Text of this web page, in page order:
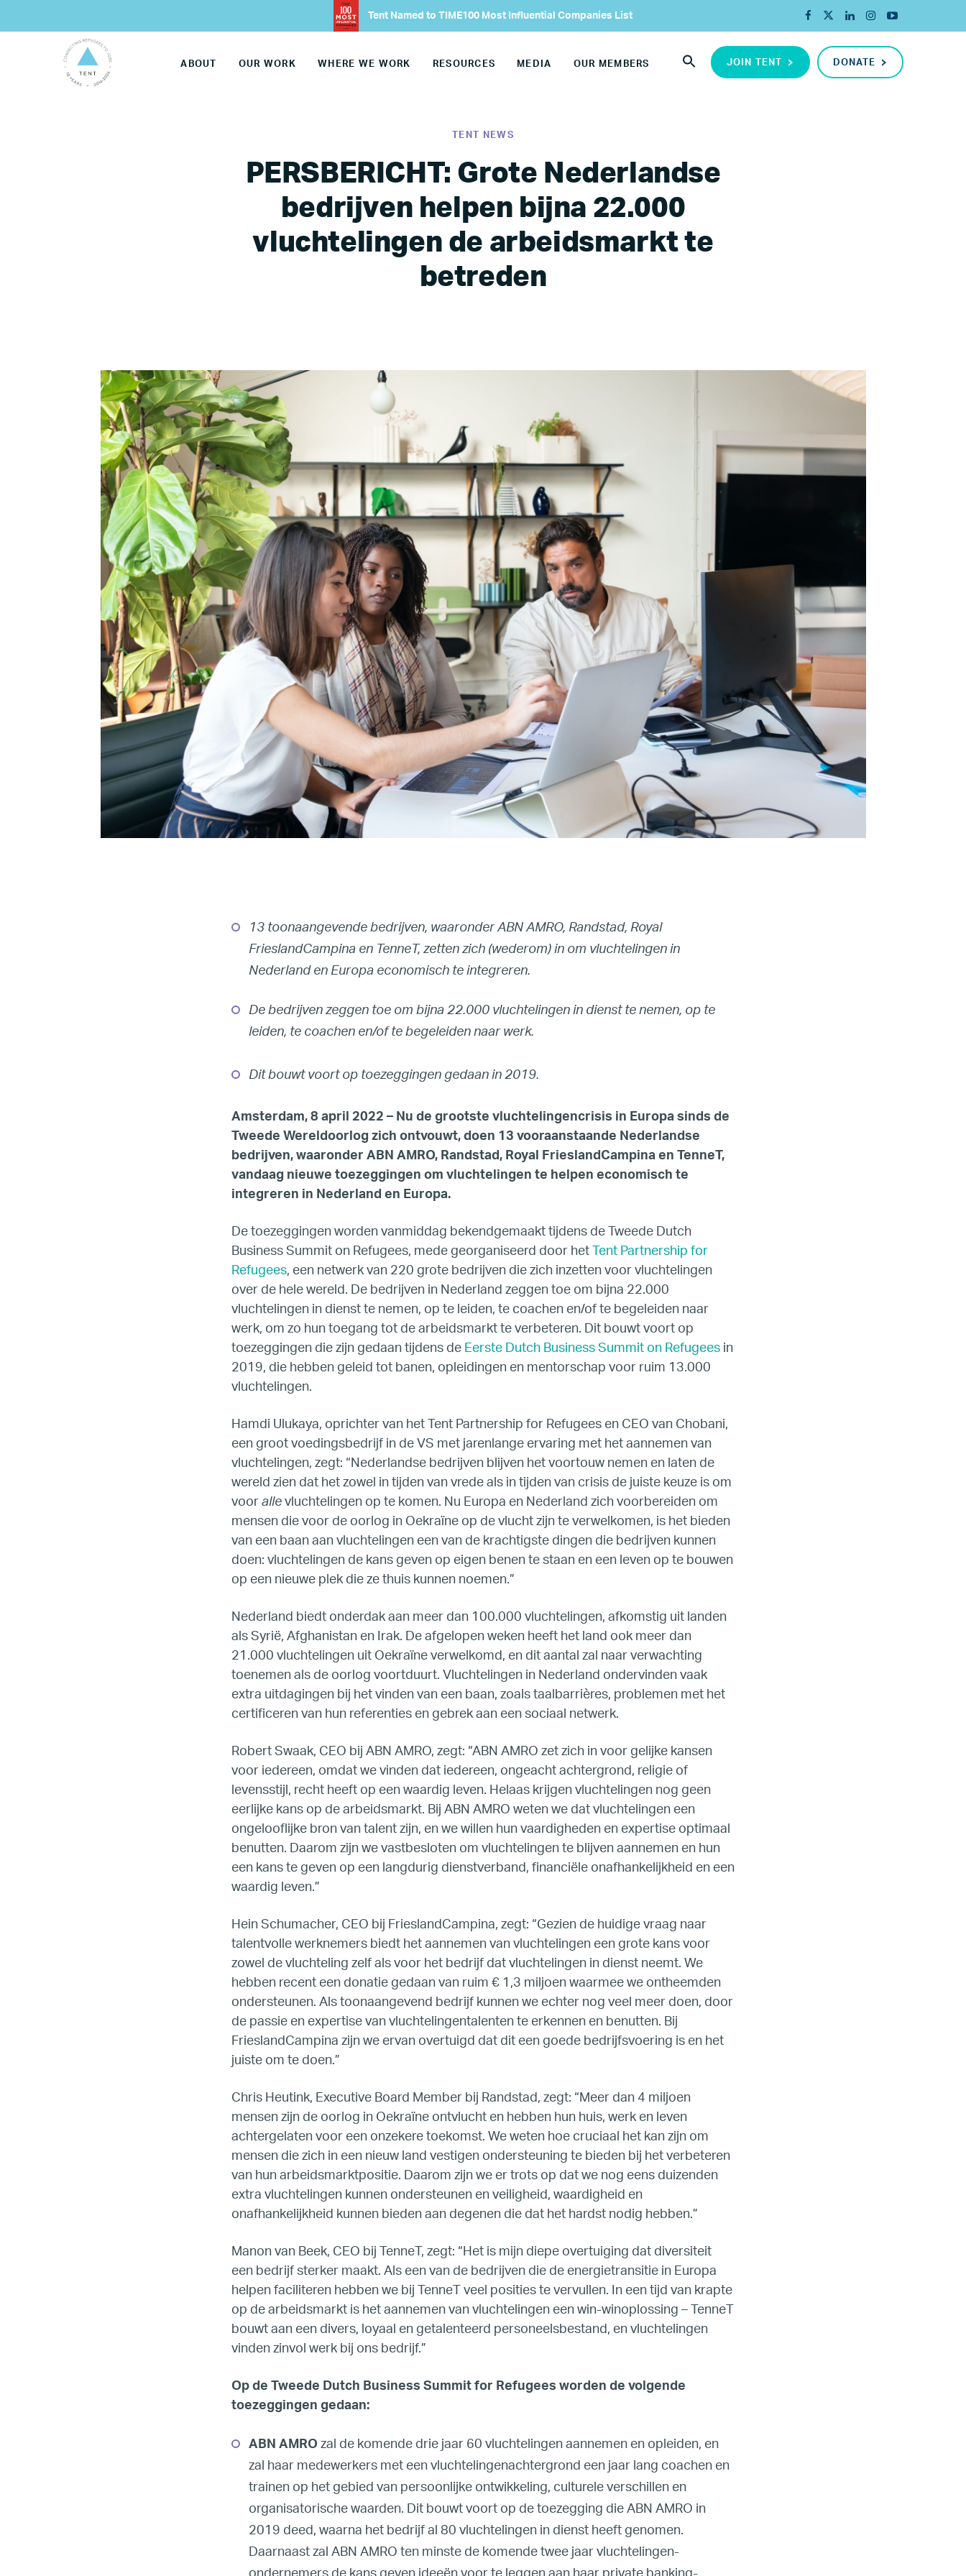
Home
About
Our Founder
Our Team
Join Our Team
Our Board
United States
Our Work
Hiring
Mentoring
LGBTQ Refugee Mentorship – Canada
Refugee Women Mentorship – Europe
Our Partners
Where we work
Canada
Colombia
France
Germany
Mexico
Netherlands
Poland
Spain
UK
U.S.
Resources
Business Research
Company Resources
Media
Members’ Hub
Membership List
Tent Named to TIME100 Most Influential Companies List
JOIN TENT DONATE
ABOUT OUR WORK WHERE WE WORK RESOURCES MEDIA OUR MEMBERS
TENT NEWS
PERSBERICHT: Grote Nederlandse
bedrijven helpen bijna 22.000
vluchtelingen de arbeidsmarkt te
betreden
13 toonaangevende bedrijven, waaronder ABN AMRO, Randstad, Royal
FrieslandCampina en TenneT, zetten zich (wederom) in om vluchtelingen in
Nederland en Europa economisch te integreren.
De bedrijven zeggen toe om bijna 22.000 vluchtelingen in dienst te nemen, op te
leiden, te coachen en/of te begeleiden naar werk.
Dit bouwt voort op toezeggingen gedaan in 2019.
Amsterdam, 8 april 2022 – Nu de grootste vluchtelingencrisis in Europa sinds de
Tweede Wereldoorlog zich ontvouwt, doen 13 vooraanstaande Nederlandse
bedrijven, waaronder ABN AMRO, Randstad, Royal FrieslandCampina en TenneT,
vandaag nieuwe toezeggingen om vluchtelingen te helpen economisch te
integreren in Nederland en Europa.
De toezeggingen worden vanmiddag bekendgemaakt tijdens de Tweede Dutch
Business Summit on Refugees, mede georganiseerd door het
Tent Partnership for
Refugees, een netwerk van 220 grote bedrijven die zich inzetten voor vluchtelingen
over de hele wereld. De bedrijven in Nederland zeggen toe om bijna 22.000
vluchtelingen in dienst te nemen, op te leiden, te coachen en/of te begeleiden naar
werk, om zo hun toegang tot de arbeidsmarkt te verbeteren. Dit bouwt voort op
toezeggingen die zijn gedaan tijdens de Eerste Dutch Business Summit on Refugees in
2019, die hebben geleid tot banen, opleidingen en mentorschap voor ruim 13.000
vluchtelingen.
Hamdi Ulukaya, oprichter van het Tent Partnership for Refugees en CEO van Chobani,
een groot voedingsbedrijf in de VS met jarenlange ervaring met het aannemen van
vluchtelingen, zegt: “Nederlandse bedrijven blijven het voortouw nemen en laten de
wereld zien dat het zowel in tijden van vrede als in tijden van crisis de juiste keuze is om
voor alle vluchtelingen op te komen. Nu Europa en Nederland zich voorbereiden om
mensen die voor de oorlog in Oekraïne op de vlucht zijn te verwelkomen, is het bieden
van een baan aan vluchtelingen een van de krachtigste dingen die bedrijven kunnen
doen: vluchtelingen de kans geven op eigen benen te staan en een leven op te bouwen
op een nieuwe plek die ze thuis kunnen noemen.”
Nederland biedt onderdak aan meer dan 100.000 vluchtelingen, afkomstig uit landen
als Syrië, Afghanistan en Irak. De afgelopen weken heeft het land ook meer dan
21.000 vluchtelingen uit Oekraïne verwelkomd, en dit aantal zal naar verwachting
toenemen als de oorlog voortduurt. Vluchtelingen in Nederland ondervinden vaak
extra uitdagingen bij het vinden van een baan, zoals taalbarrières, problemen met het
certificeren van hun referenties en gebrek aan een sociaal netwerk.
Robert Swaak, CEO bij ABN AMRO, zegt: “ABN AMRO zet zich in voor gelijke kansen
voor iedereen, omdat we vinden dat iedereen, ongeacht achtergrond, religie of
levensstijl, recht heeft op een waardig leven. Helaas krijgen vluchtelingen nog geen
eerlijke kans op de arbeidsmarkt. Bij ABN AMRO weten we dat vluchtelingen een
ongelooflijke bron van talent zijn, en we willen hun vaardigheden en expertise optimaal
benutten. Daarom zijn we vastbesloten om vluchtelingen te blijven aannemen en hun
een kans te geven op een langdurig dienstverband, financiële onafhankelijkheid en een
waardig leven.”
Hein Schumacher, CEO bij FrieslandCampina, zegt: “Gezien de huidige vraag naar
talentvolle werknemers biedt het aannemen van vluchtelingen een grote kans voor
zowel de vluchteling zelf als voor het bedrijf dat vluchtelingen in dienst neemt. We
hebben recent een donatie gedaan van ruim € 1,3 miljoen waarmee we ontheemden
ondersteunen. Als toonaangevend bedrijf kunnen we echter nog veel meer doen, door
de passie en expertise van vluchtelingentalenten te erkennen en benutten. Bij
FrieslandCampina zijn we ervan overtuigd dat dit een goede bedrijfsvoering is en het
juiste om te doen.”
Chris Heutink, Executive Board Member bij Randstad, zegt: “Meer dan 4 miljoen
mensen zijn de oorlog in Oekraïne ontvlucht en hebben hun huis, werk en leven
achtergelaten voor een onzekere toekomst. We weten hoe cruciaal het kan zijn om
mensen die zich in een nieuw land vestigen ondersteuning te bieden bij het verbeteren
van hun arbeidsmarktpositie. Daarom zijn we er trots op dat we nog eens duizenden
extra vluchtelingen kunnen ondersteunen en veiligheid, waardigheid en
onafhankelijkheid kunnen bieden aan degenen die dat het hardst nodig hebben.”
Manon van Beek, CEO bij TenneT, zegt: “Het is mijn diepe overtuiging dat diversiteit
een bedrijf sterker maakt. Als een van de bedrijven die de energietransitie in Europa
helpen faciliteren hebben we bij TenneT veel posities te vervullen. In een tijd van krapte
op de arbeidsmarkt is het aannemen van vluchtelingen een win-winoplossing – TenneT
bouwt aan een divers, loyaal en getalenteerd personeelsbestand, en vluchtelingen
vinden zinvol werk bij ons bedrijf.”
Op de Tweede Dutch Business Summit for Refugees worden de volgende
toezeggingen gedaan:
ABN AMRO zal de komende drie jaar 60 vluchtelingen aannemen en opleiden, en
zal haar medewerkers met een vluchtelingenachtergrond een jaar lang coachen en
trainen op het gebied van persoonlijke ontwikkeling, culturele verschillen en
organisatorische waarden. Dit bouwt voort op de toezegging die ABN AMRO in
2019 deed, waarna het bedrijf al 80 vluchtelingen in dienst heeft genomen.
Daarnaast zal ABN AMRO ten minste de komende twee jaar vluchtelingen-